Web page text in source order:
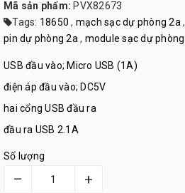
Mã sản phẩm: PVX82673
Tags: 18650 , mạch sạc dự phòng 2a ,
pin dự phòng 2a , module sạc dự phòng
USB đầu vào; Micro USB (1A)
điện áp đầu vào; DC5V
hai cổng USB đầu ra
đầu ra USB 2.1A
Số lượng
– +